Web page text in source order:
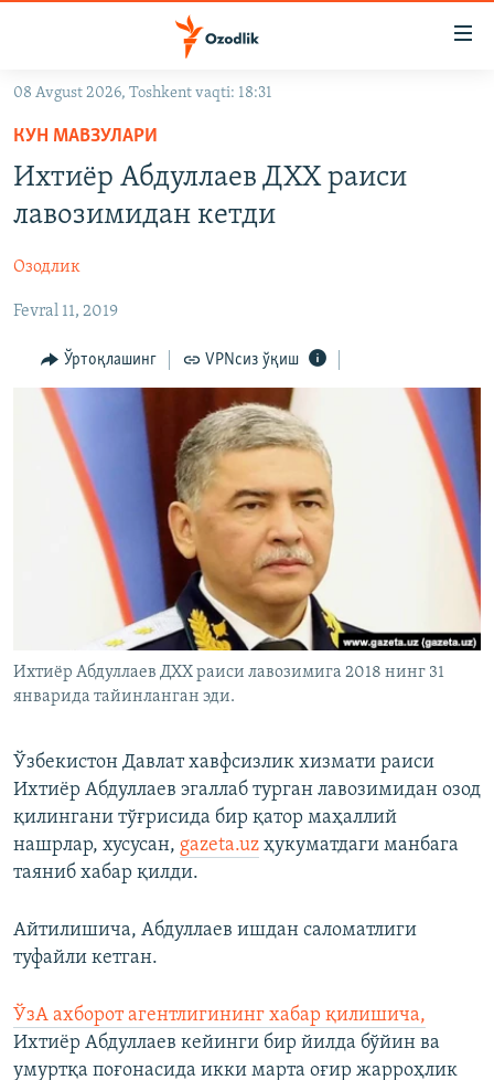
Асосий
навигацияга
ўтинг
Қидиришга
OZODARXIV
На русском
ИЖТИМОИЙ ТАРМОҚЛАР
Озодлик бошқа тилларда
08 Avgust 2026, Toshkent vaqti: 18:31
КУН МАВЗУЛАРИ
Ихтиёр Абдуллаев ДХХ раиси
лавозимидан кетди
Озодлик
Fevral 11, 2019
Ўртоқлашинг VPNсиз ўқиш
Ихтиёр Абдуллаев ДХХ раиси лавозимига 2018 нинг 31
январида тайинланган эди.
Ўзбекистон Давлат хавфсизлик хизмати раиси
Ихтиёр Абдуллаев эгаллаб турган лавозимидан озод
қилингани тўғрисида бир қатор маҳаллий
нашрлар, хусусан, gazeta.uz ҳукуматдаги манбага
таяниб хабар қилди.
Айтилишича, Абдуллаев ишдан саломатлиги
туфайли кетган.
ЎзА ахборот агентлигининг хабар қилишича,
Ихтиёр Абдуллаев кейинги бир йилда бўйин ва
умуртқа поғонасида икки марта оғир жарроҳлик